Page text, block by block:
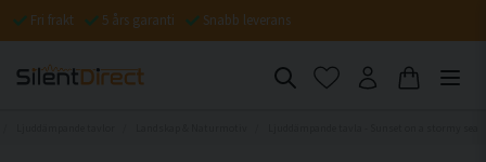
Fri frakt 5 års garanti Snabb leverans